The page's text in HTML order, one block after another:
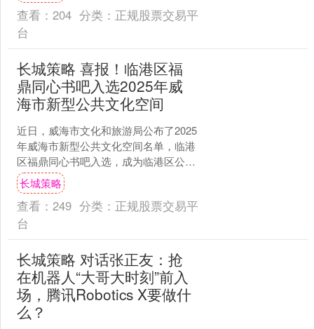
查看： 204 分类： 正规股票交易平
台
长城策略 喜报！临港区福
鼎同心书吧入选2025年威
海市新型公共文化空间
近日，威海市文化和旅游局公布了2025
年威海市新型公共文化空间名单，临港
区福鼎同心书吧入选，成为临港区公共
文化服务体系建设的又一亮点。 坐落于
临港区蔄山镇泉州路....
长城策略
查看： 249 分类： 正规股票交易平
台
长城策略 对话张正友：抢
在机器人“大哥大时刻”前入
场，腾讯Robotics X要做什
么？